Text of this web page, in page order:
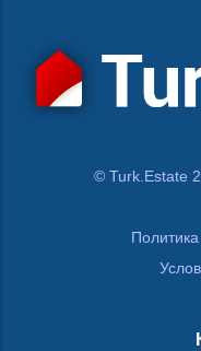
© Turk.Estate